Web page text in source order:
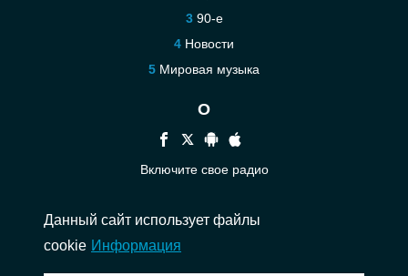
90-е
Новости
Мировая музыка
О
Включите свое радио
Связаться
Данный сайт использует файлы
cookie Информация